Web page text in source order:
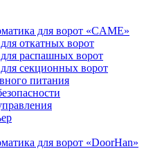
для ворот «CAME»
откатных ворот
распашных ворот
секционных ворот
питания
для ворот «DoorHan»